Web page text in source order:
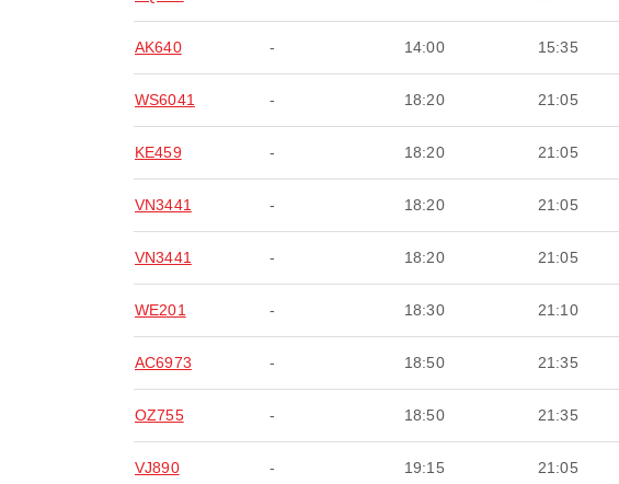
AK640 - 14:00 15:35
WS6041 - 18:20 21:05
KE459 - 18:20 21:05
VN3441 - 18:20 21:05
VN3441 - 18:20 21:05
WE201 - 18:30 21:10
AC6973 - 18:50 21:35
OZ755 - 18:50 21:35
VJ890 - 19:15 21:05